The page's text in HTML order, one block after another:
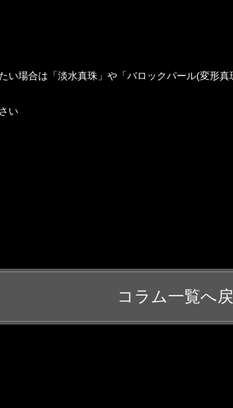
い場合は「淡水真珠」や「バロックパール(変形真
い
コラム一覧へ